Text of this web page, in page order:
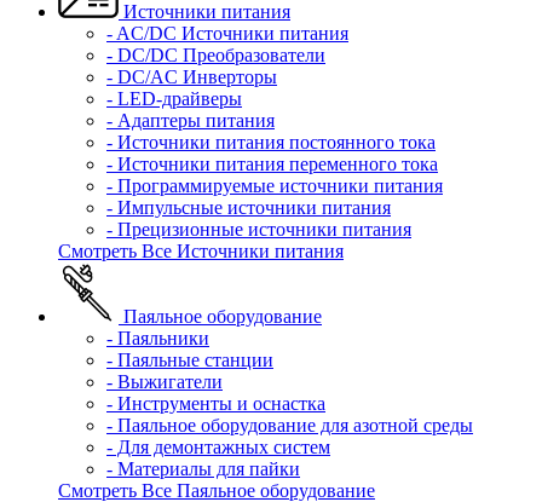
Источники питания
- AC/DC Источники питания
- DC/DC Преобразователи
- DC/AC Инверторы
- LED-драйверы
- Адаптеры питания
- Источники питания постоянного тока
- Источники питания переменного тока
- Программируемые источники питания
- Импульсные источники питания
- Прецизионные источники питания
Смотреть Все Источники питания
Паяльное оборудование
- Паяльники
- Паяльные станции
- Выжигатели
- Инструменты и оснастка
- Паяльное оборудование для азотной среды
- Для демонтажных систем
- Материалы для пайки
Смотреть Все Паяльное оборудование